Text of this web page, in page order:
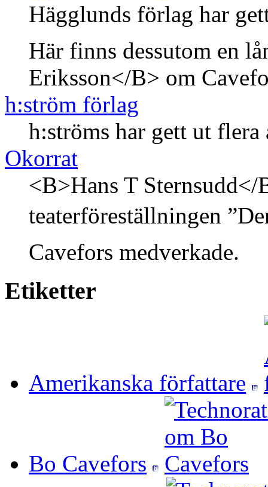
Hägglunds förlag har gett
Här finns dessutom en
Eriksson</B> om
h:ström förlag
h:ströms har gett ut flera
Okorrat
<B>Hans T
teaterföreställningen
Cavefors medverkade.
Etiketter
Amerikanska författare
Bo Cavefors